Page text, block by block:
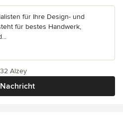
für Ihre Design- und
für bestes Handwerk,
Nachricht
Alzey